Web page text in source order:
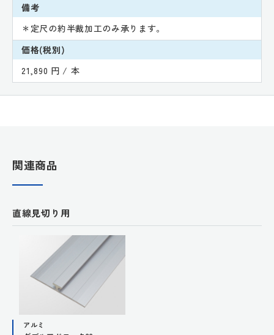
備考
＊定尺の約半裁加工のみ承ります。
価格(税別)
21,890 円 / 本
関連商品
直線見切り用
アルミ